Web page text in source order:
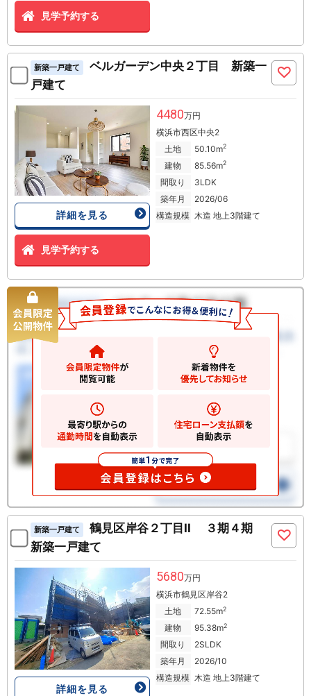
見学予約する
新築一戸建て
ベルガーデン中央２丁目 新築一
戸建て
詳細を見る
見学予約する
4480万円
横浜市西区中央2
土地
50.10m2
建物 85.56m2
間取り
3LDK
築年月
2026/06
構造規模 木造 地上3階建て
新築一戸建て
鶴見区岸谷２丁目II ３期４期
新築一戸建て
詳細を見る
5680万円
横浜市鶴見区岸谷2
土地
72.55m2
建物 95.38m2
間取り
2SLDK
築年月
2026/10
構造規模 木造 地上3階建て